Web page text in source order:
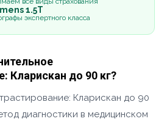
1.5Т
экспертного класса
Кларискан до 90 кг?
Кларискан до 90
диагностики в медицинском